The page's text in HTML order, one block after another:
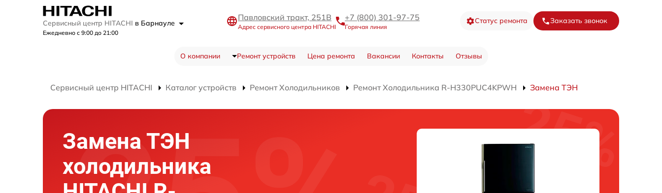
Сервисный центр HITACHI в Барнауле
Ежедневно с 9:00 до 21:00
Павловский тракт, 251В
Адрес сервисного центра HITACHI
+7 (800) 301-97-75
Горячая линия
Статус ремонта Заказать звонок
О компании Ремонт устройств Цена ремонта Вакансии Контакты Отзывы
Сервисный центр HITACHI Каталог устройств Ремонт Холодильников Ремонт Холодильника R-H330PUC4KPWH Замена ТЭН
Замена ТЭН
холодильника